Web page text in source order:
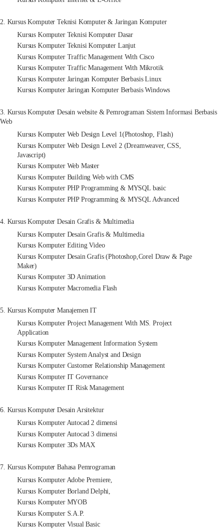
2. Kursus Komputer Teknisi Komputer & Jaringan Komputer
Kursus Komputer Teknisi Komputer Dasar
Kursus Komputer Teknisi Komputer Lanjut
Kursus Komputer Traffic Management With Cisco
Kursus Komputer Traffic Management With Mikrotik
Kursus Komputer Jaringan Komputer Berbasis Linux
Kursus Komputer Jaringan Komputer Berbasis Windows
3. Kursus Komputer Desain website & Pemrograman Sistem Informasi Berbasis
Web
Kursus Komputer Web Design Level 1(Photoshop, Flash)
Kursus Komputer Web Design Level 2 (Dreamweaver, CSS,
Javascript)
Kursus Komputer Web Master
Kursus Komputer Building Web with CMS
Kursus Komputer PHP Programming & MYSQL basic
Kursus Komputer PHP Programming & MYSQL Advanced
4. Kursus Komputer Desain Grafis & Multimedia
Kursus Komputer Desain Grafis & Multimedia
Kursus Komputer Editing Video
Kursus Komputer Desain Grafis (Photoshop,Corel Draw & Page
Maker)
Kursus Komputer 3D Animation
Kursus Komputer Macromedia Flash
5. Kursus Komputer Manajemen IT
Kursus Komputer Project Management With MS. Project
Application
Kursus Komputer Management Information System
Kursus Komputer System Analyst and Design
Kursus Komputer Customer Relationship Management
Kursus Komputer IT Governance
Kursus Komputer IT Risk Management
6. Kursus Komputer Desain Arsitektur
Kursus Komputer Autocad 2 dimensi
Kursus Komputer Autocad 3 dimensi
Kursus Komputer 3Ds MAX
7. Kursus Komputer Bahasa Pemrograman
Kursus Komputer Adobe Premiere,
Kursus Komputer Borland Delphi,
Kursus Komputer MYOB
Kursus Komputer S.A.P.
Kursus Komputer Visual Basic